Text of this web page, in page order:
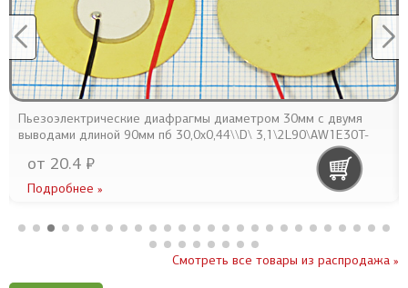
Пьезоэлектрические диафрагмы диаметром 30мм с двумя
выводами длиной 90мм пб 30,0x0,44\\D\ 3,1\2L90\AW1E30T-
от 20.4 ₽
Подробнее »
Смотреть все товары из распродажа »